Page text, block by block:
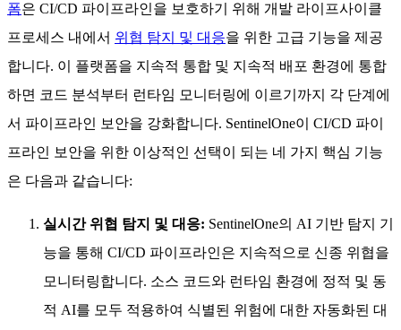
폼은 CI/CD 파이프라인을 보호하기 위해 개발 라이프사이클
프로세스 내에서 위협 탐지 및 대응을 위한 고급 기능을 제공
합니다. 이 플랫폼을 지속적 통합 및 지속적 배포 환경에 통합
하면 코드 분석부터 런타임 모니터링에 이르기까지 각 단계에
서 파이프라인 보안을 강화합니다. SentinelOne이 CI/CD 파이
프라인 보안을 위한 이상적인 선택이 되는 네 가지 핵심 기능
은 다음과 같습니다:
실시간 위협 탐지 및 대응: SentinelOne의 AI 기반 탐지 기
능을 통해 CI/CD 파이프라인은 지속적으로 신종 위협을
모니터링합니다. 소스 코드와 런타임 환경에 정적 및 동
적 AI를 모두 적용하여 식별된 위험에 대한 자동화된 대